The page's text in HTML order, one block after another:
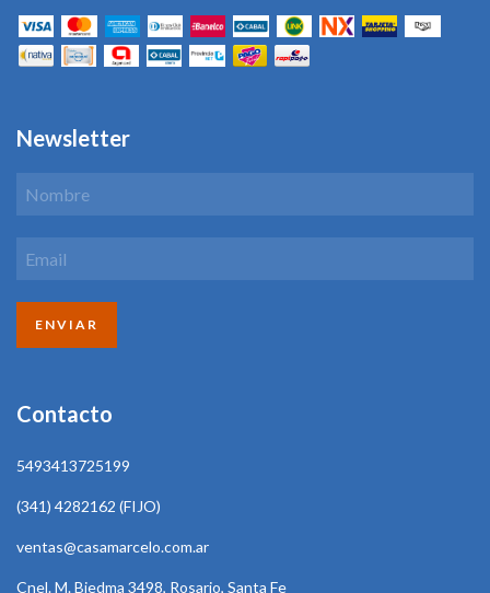
Newsletter
Contacto
5493413725199
(341) 4282162 (FIJO)
ventas@casamarcelo.com.ar
Cnel. M. Biedma 3498, Rosario, Santa Fe